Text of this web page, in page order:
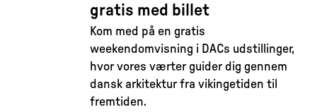
gratis med billet
Kom med på en gratis
weekendomvisning i DACs udstillinger,
hvor vores værter guider dig gennem
dansk arkitektur fra vikingetiden til
fremtiden.